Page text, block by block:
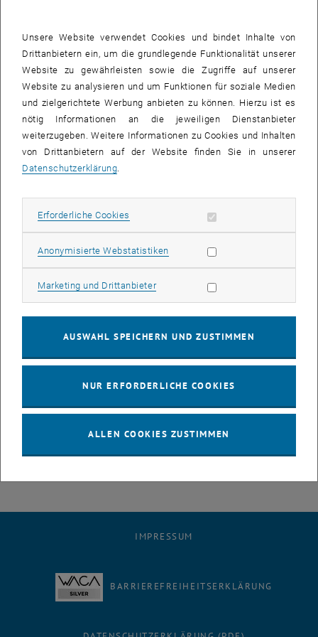
Ao.Univ.-Prof.i.R. Univ.Prof. Dipl.-Ing. Dr.techn.
Rainer Poisel
E-MAIL AN RAINER POISEL SENDEN
E-MAIL SENDEN
Ao.Univ.-Prof.i.R. Dr.phil.
Dirk Van Husen
E-MAIL AN DIRK VAN HUSEN SENDEN
E-MAIL SENDEN
Weitere ehemalige Mitarbeiter*innen
Navas Basantes, Victor Hugo
Cerny, Christine
Mair am Tinkhof, Kurt
Zettler, Alfred
IMPRESSUM
BARRIEREFREIHEITSERKLÄRUNG
Unsere Website verwendet Cookies und bindet Inhalte von
Drittanbietern ein, um die grundlegende Funktionalität unserer
Website zu gewährleisten sowie die Zugriffe auf unserer
Website zu analysieren und um Funktionen für soziale Medien
und zielgerichtete Werbung anbieten zu können. Hierzu ist es
nötig Informationen an die jeweiligen Dienstanbieter
weiterzugeben. Weitere Informationen zu Cookies und Inhalten
von Drittanbietern auf der Website finden Sie in unserer
Datenschutzerklärung
Erforderliche Cookies Erforderliche Cookies zulassen
Anonymisierte WebstatistikenStatistik Cookies zulassen
Marketing und DrittanbieterMarketing Cookies zulassen
AUSWAHL SPEICHERN UND ZUSTIMMEN
NUR ERFORDERLICHE COOKIES
ALLEN COOKIES ZUSTIMMEN